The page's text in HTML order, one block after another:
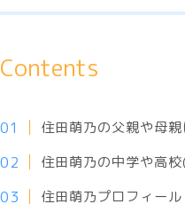
Contents
住田萌乃の父親や母
住田萌乃の中学や高
住田萌乃プロフィール